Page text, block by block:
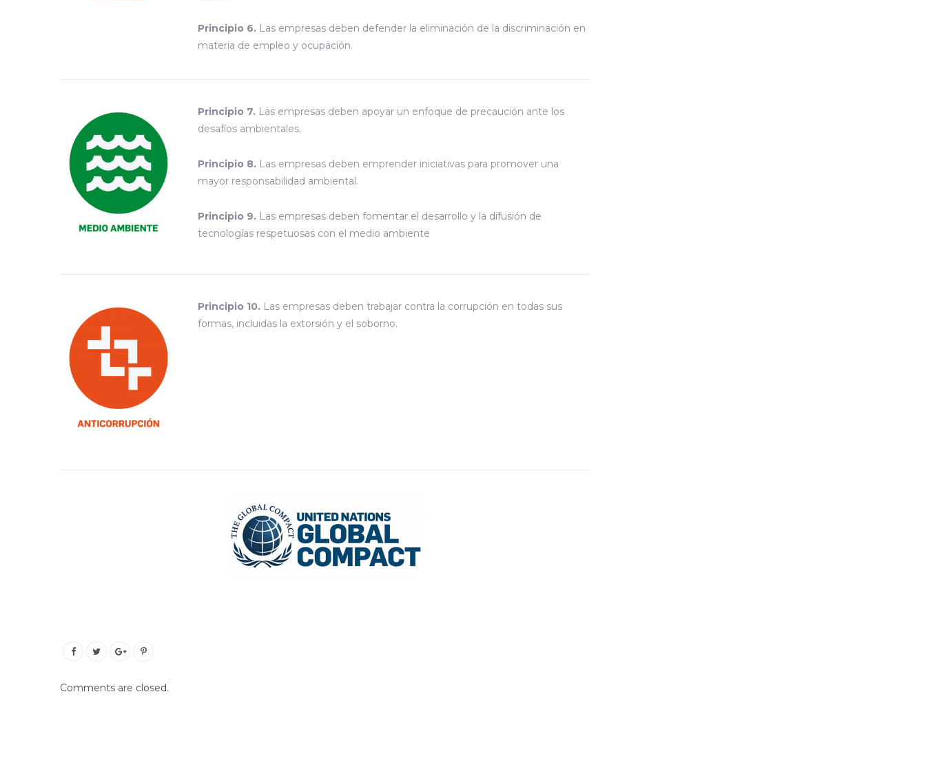
Principio 6. Las empresas deben defender la eliminación de la discriminación en
materia de empleo y ocupación.
Principio 7. Las empresas deben apoyar un enfoque de precaución ante los
desafíos ambientales.
Principio 8. Las empresas deben emprender iniciativas para promover una
mayor responsabilidad ambiental.
Principio 9. Las empresas deben fomentar el desarrollo y la difusión de
tecnologías respetuosas con el medio ambiente
Principio 10. Las empresas deben trabajar contra la corrupción en todas sus
formas, incluidas la extorsión y el soborno.
Comments are closed.